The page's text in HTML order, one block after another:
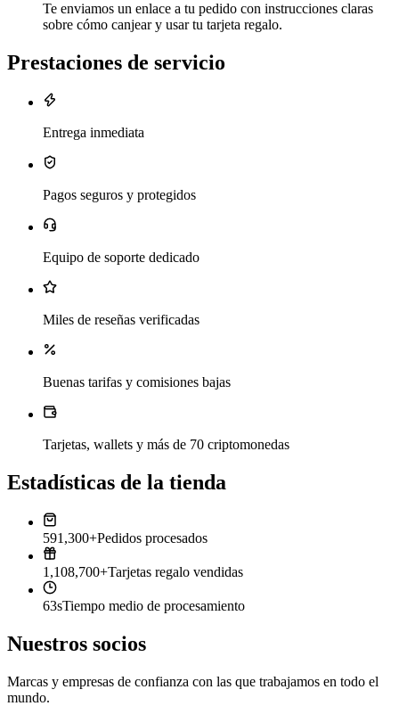
Te enviamos un enlace a tu pedido con instrucciones claras
sobre cómo canjear y usar tu tarjeta regalo.
Prestaciones de servicio
Entrega inmediata
Pagos seguros y protegidos
Equipo de soporte dedicado
Miles de reseñas verificadas
Buenas tarifas y comisiones bajas
Tarjetas, wallets y más de 70 criptomonedas
Estadísticas de la tienda
591,300+Pedidos procesados
1,108,700+Tarjetas regalo vendidas
63sTiempo medio de procesamiento
Nuestros socios
Marcas y empresas de confianza con las que trabajamos en todo el
mundo.